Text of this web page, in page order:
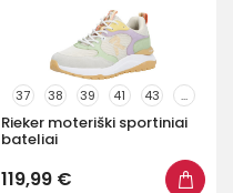
37 38 39 41 43 ...
Rieker moteriški sportiniai
bateliai
119,99 €